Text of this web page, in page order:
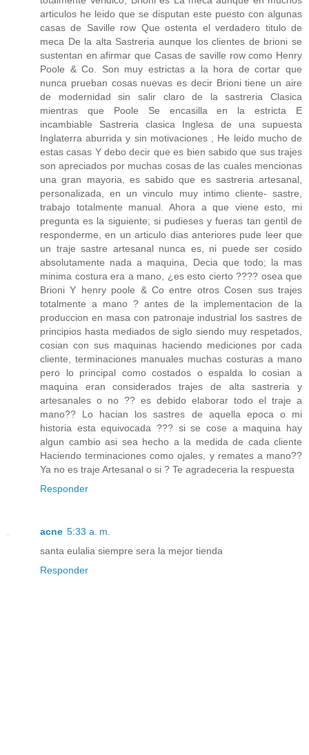
articulos he leido que se disputan este puesto con algunas
casas de Saville row Que ostenta el verdadero titulo de
meca De la alta Sastreria aunque los clientes de brioni se
sustentan en afirmar que Casas de saville row como Henry
Poole & Co. Son muy estrictas a la hora de cortar que
nunca prueban cosas nuevas es decir Brioni tiene un aire
de modernidad sin salir claro de la sastreria Clasica
mientras que Poole Se encasilla en la estricta E
incambiable Sastreria clasica Inglesa de una supuesta
Inglaterra aburrida y sin motivaciones , He leido mucho de
estas casas Y debo decir que es bien sabido que sus trajes
son apreciados por muchas cosas de las cuales mencionas
una gran mayoria, es sabido que es sastreria artesanal,
personalizada, en un vinculo muy intimo cliente- sastre,
trabajo totalmente manual. Ahora a que viene esto, mi
pregunta es la siguiente; si pudieses y fueras tan gentil de
responderme, en un articulo dias anteriores pude leer que
un traje sastre artesanal nunca es, ni puede ser cosido
absolutamente nada a maquina, Decia que todo; la mas
minima costura era a mano, ¿es esto cierto ???? osea que
Brioni Y henry poole & Co entre otros Cosen sus trajes
totalmente a mano ? antes de la implementacion de la
produccion en masa con patronaje industrial los sastres de
principios hasta mediados de siglo siendo muy respetados,
cosian con sus maquinas haciendo mediciones por cada
cliente, terminaciones manuales muchas costuras a mano
pero lo principal como costados o espalda lo cosian a
maquina eran considerados trajes de alta sastreria y
artesanales o no ?? es debido elaborar todo el traje a
mano?? Lo hacian los sastres de aquella epoca o mi
historia esta equivocada ??? si se cose a maquina hay
algun cambio asi sea hecho a la medida de cada cliente
Haciendo terminaciones como ojales, y remates a mano??
Ya no es traje Artesanal o si ? Te agradeceria la respuesta
Responder
acne 5:33 a. m.
santa eulalia siempre sera la mejor tienda
Responder